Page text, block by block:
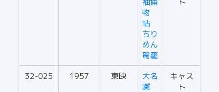
物
帖
ちり
めん
駕籠
32-025 1957 東映
大名
囃
キャス
ト